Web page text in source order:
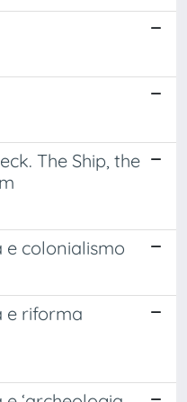
The Ship, the
e colonialismo
e riforma